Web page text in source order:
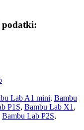
podatki:
Lab A1 mini, Bambu
P1S, Bambu Lab X1 ,
Bambu Lab P2S,